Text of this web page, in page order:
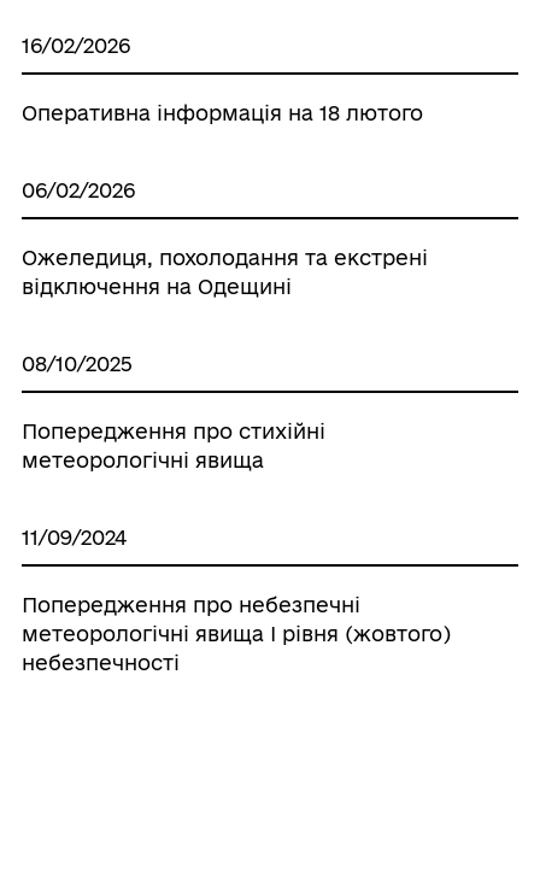
16/02/2026
Оперативна інформація на 18 лютого
06/02/2026
Ожеледиця, похолодання та екстрені
відключення на Одещині
08/10/2025
Попередження про стихійні
метеорологічні явища
11/09/2024
Попередження про небезпечні
метеорологічні явища І рівня (жовтого)
небезпечності